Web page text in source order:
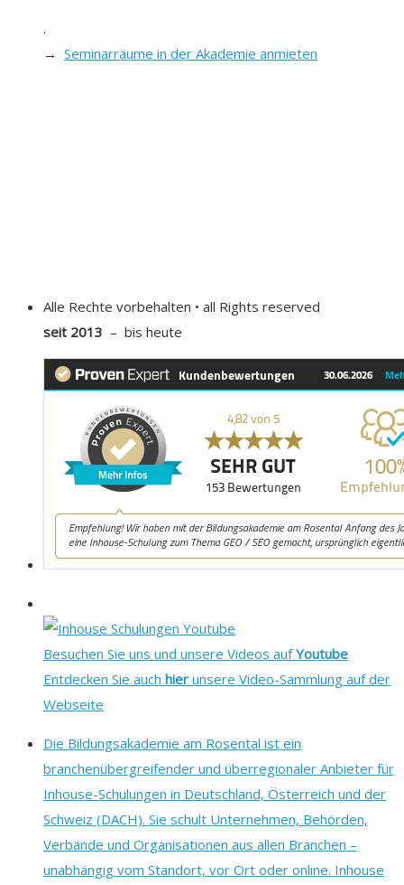
.
→ Seminarräume in der Akademie anmieten
Alle Rechte vorbehalten • all Rights reserved
seit 2013 – bis heute
Besuchen Sie uns und unsere Videos aufYoutube
Entdecken Sie auch hier unsere Video-Sammlung auf der
Webseite
Die Bildungsakademie am Rosental ist ein
branchenübergreifender und überregionaler Anbieter für
Inhouse-Schulungen in Deutschland, Österreich und der
Schweiz (DACH). Sie schult Unternehmen, Behörden,
Verbände und Organisationen aus allen Branchen –
unabhängig vom Standort, vor Ort oder online. Inhouse